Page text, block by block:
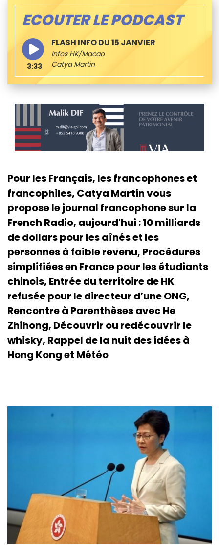
ECOUTER LE PODCAST
FLASH INFO DU 15 JANVIER
Infos HK/Macao
Catya Martin
3:33
Pour les Français, les francophones et
francophiles, Catya Martin vous
propose le journal francophone sur la
French Radio, aujourd'hui : 10 milliards
de dollars pour les aînés et les
personnes à faible revenu, Procédures
simplifiées en France pour les étudiants
chinois, Entrée du territoire de HK
refusée pour le directeur d’une ONG,
Rencontre à Parenthèses avec He
Zhihong, Découvrir ou redécouvrir le
whisky, Rappel de la nuit des idées à
Hong Kong et Météo